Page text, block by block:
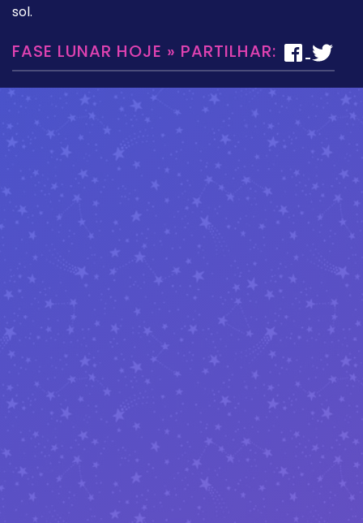
sol.
FASE LUNAR HOJE » PARTILHAR: